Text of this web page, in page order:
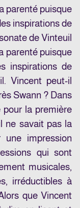
parenté puisque
inspirations de
de Vinteuil
parenté puisque
inspirations de
Vincent peut-il
Swann ? Dans
pour la première
ne savait pas la
une impression
qui sont
musicales,
irréductibles à
que Vincent